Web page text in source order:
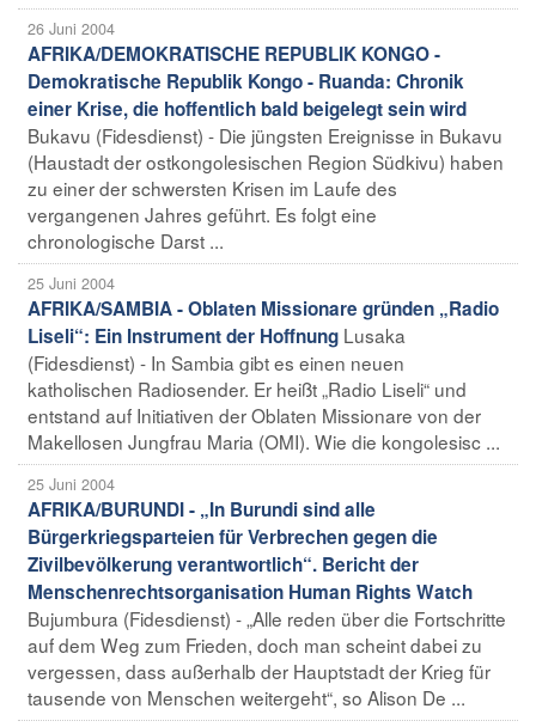
26 Juni 2004
AFRIKA/DEMOKRATISCHE REPUBLIK KONGO -
Demokratische Republik Kongo - Ruanda: Chronik
einer Krise, die hoffentlich bald beigelegt sein wird
Bukavu (Fidesdienst) - Die jüngsten Ereignisse in Bukavu
(Haustadt der ostkongolesischen Region Südkivu) haben
zu einer der schwersten Krisen im Laufe des
vergangenen Jahres geführt. Es folgt eine
chronologische Darst ...
25 Juni 2004
AFRIKA/SAMBIA - Oblaten Missionare gründen „Radio
Liseli“: Ein Instrument der Hoffnung Lusaka
(Fidesdienst) - In Sambia gibt es einen neuen
katholischen Radiosender. Er heißt „Radio Liseli“ und
entstand auf Initiativen der Oblaten Missionare von der
Makellosen Jungfrau Maria (OMI). Wie die kongolesisc ...
25 Juni 2004
AFRIKA/BURUNDI - „In Burundi sind alle
Bürgerkriegsparteien für Verbrechen gegen die
Zivilbevölkerung verantwortlich“. Bericht der
Menschenrechtsorganisation Human Rights Watch
Bujumbura (Fidesdienst) - „Alle reden über die Fortschritte
auf dem Weg zum Frieden, doch man scheint dabei zu
vergessen, dass außerhalb der Hauptstadt der Krieg für
tausende von Menschen weitergeht“, so Alison De ...